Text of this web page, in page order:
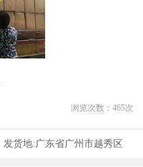
浏览次数： 465次
发货地:广东省广州市越秀区